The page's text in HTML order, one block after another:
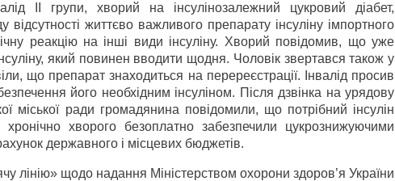
ІІ групи, хворий на інсулінозалежний цукровий діабет,
життєво важливого препарату інсуліну імпортного
реакцію на інші види інсуліну. Хворий повідомив, що уже
який повинен вводити щодня. Чоловік звертався також у
що препарат знаходиться на перереєстрації. Інвалід просив
його необхідним інсуліном. Після дзвінка на урядову
міської ради громадянина повідомили, що потрібний інсулін
хворого безоплатно забезпечили цукрознижуючими
державного і місцевих бюджетів.
лінію» щодо надання Міністерством охорони здоров’я України